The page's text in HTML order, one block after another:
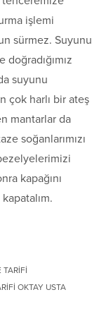
işlemi
sürmez. Suyunu
suyunu
çok harlı bir ateş
mantarlar da
soğanlarımızı
kapağını
TARIFI
OKTAY USTA